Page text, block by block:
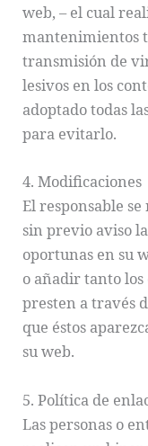
web, – el cual
mantenimientos
transmisión de
lesivos en los
adoptado todas
para evitarlo.
4. Modificaciones
El responsable
sin previo aviso
oportunas en su
o añadir tanto los
presten a través
que éstos
su web.
5. Política de
Las personas o